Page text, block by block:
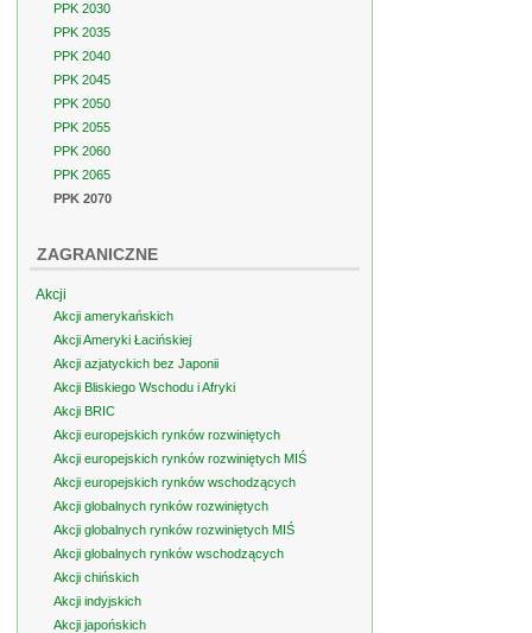
PPK 2030
PPK 2035
PPK 2040
PPK 2045
PPK 2050
PPK 2055
PPK 2060
PPK 2065
PPK 2070
ZAGRANICZNE
Akcji
Akcji amerykańskich
Akcji Ameryki Łacińskiej
Akcji azjatyckich bez Japonii
Akcji Bliskiego Wschodu i Afryki
Akcji BRIC
Akcji europejskich rynków rozwiniętych
Akcji europejskich rynków rozwiniętych MIŚ
Akcji europejskich rynków wschodzących
Akcji globalnych rynków rozwiniętych
Akcji globalnych rynków rozwiniętych MIŚ
Akcji globalnych rynków wschodzących
Akcji chińskich
Akcji indyjskich
Akcji japońskich